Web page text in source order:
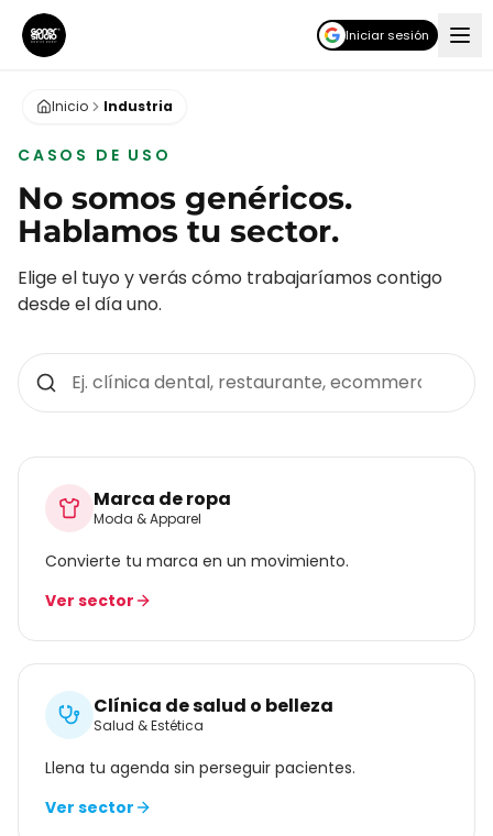
Iniciar sesión
Inicio Industria
CASOS DE USO
No somos genéricos.
Hablamos tu sector.
Elige el tuyo y verás cómo trabajaríamos contigo
desde el día uno.
Marca de ropa
Moda & Apparel
Convierte tu marca en un movimiento.
Ver sector
Clínica de salud o belleza
Salud & Estética
Llena tu agenda sin perseguir pacientes.
Ver sector